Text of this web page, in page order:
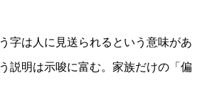
字は人に見送られるという意味があ
説明は示唆に富む。家族だけの「偏